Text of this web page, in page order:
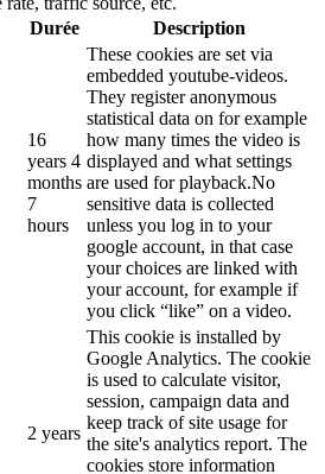
Durée Description
16
years 4
months
7
hours
These cookies are set via
embedded youtube-videos.
They register anonymous
statistical data on for example
how many times the video is
displayed and what settings
are used for playback.No
sensitive data is collected
unless you log in to your
google account, in that case
your choices are linked with
your account, for example if
you click “like” on a video.
2 years
This cookie is installed by
Google Analytics. The cookie
is used to calculate visitor,
session, campaign data and
keep track of site usage for
the site's analytics report. The
cookies store information